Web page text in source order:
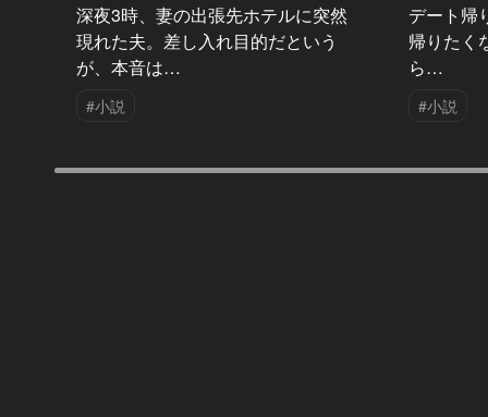
深夜3時、妻の出張先ホテルに突然
現れた夫。差し入れ目的だという
が、本音は…
#小説
デート帰
帰りたく
ら…
#小説